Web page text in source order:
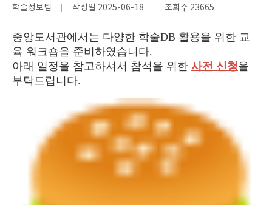
학술정보팀 작성일 2025-06-18 조회수 23665
중앙도서관에서는 다양한 학술DB 활용을 위한 교
육 워크숍을 준비하였습니다.
아래 일정을 참고하셔서 참석을 위한 사전 신청을
부탁드립니다.